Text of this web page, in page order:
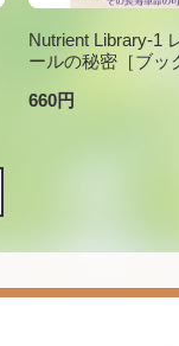
Nutrient Library-1
ールの秘密［ブッ
660円